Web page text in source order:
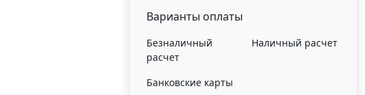
Варианты оплаты
Безналичный
расчет
Наличный расчет
Банковские карты